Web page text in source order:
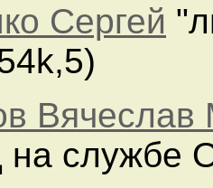
Сергей
Вячеслав
на службе